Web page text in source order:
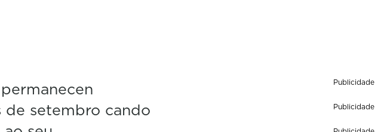
de setembro cando
Publicidade
Publicidade